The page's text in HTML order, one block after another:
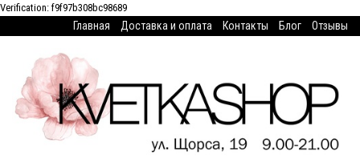
Verification: f9f97b308bc98689
Главная Доставка и оплата Контакты Блог Отзывы